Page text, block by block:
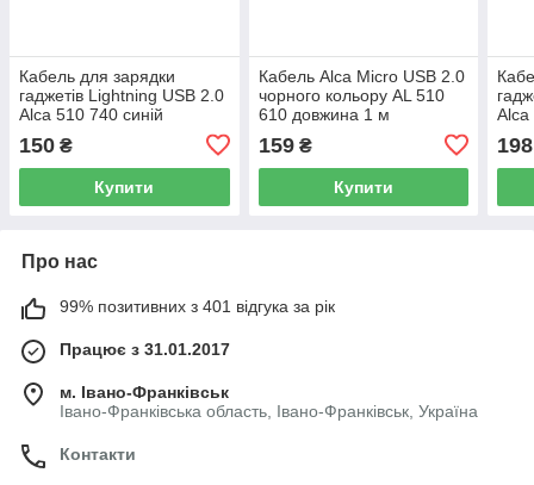
Кабель для зарядки
гаджетів Lightning USB 2.0
Alca 510 740 синій
150 ₴
Купити
Кабель Alca Micro USB 2.0
чорного кольору AL 510
610 довжина 1 м
159₴
Купити
Alca
198
Про нас
99% позитивних з 401 відгука за рік
Працює з 31.01.2017
м. Івано-Франківськ
Івано-Франківська область, Івано-Франківськ, Україна
Контакти